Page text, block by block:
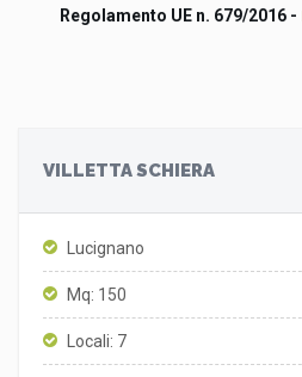
Regolamento UE n. 679/2016 -
VILLETTA SCHIERA
Lucignano
Mq: 150
Locali: 7